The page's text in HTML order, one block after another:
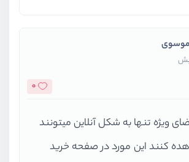
0
ویژه تنها به شکل آنلاین میتونند
کنند این مورد در صفحه خرید